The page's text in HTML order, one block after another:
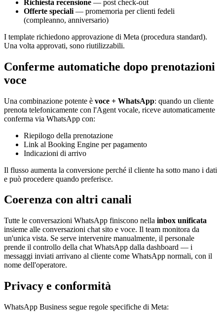
Richiesta recensione — post check-out
Offerte speciali — promemoria per clienti fedeli
(compleanno, anniversario)
I template richiedono approvazione di Meta (procedura standard).
Una volta approvati, sono riutilizzabili.
Conferme automatiche dopo prenotazioni
voce
Una combinazione potente è voce + WhatsApp: quando un cliente
prenota telefonicamente con l'Agent vocale, riceve automaticamente
conferma via WhatsApp con:
Riepilogo della prenotazione
Link al Booking Engine per pagamento
Indicazioni di arrivo
Il flusso aumenta la conversione perché il cliente ha sotto mano i dati
e può procedere quando preferisce.
Coerenza con altri canali
Tutte le conversazioni WhatsApp finiscono nella inbox unificata
insieme alle conversazioni chat sito e voce. Il team monitora da
un'unica vista. Se serve intervenire manualmente, il personale
prende il controllo della chat WhatsApp dalla dashboard — i
messaggi inviati arrivano al cliente come WhatsApp normali, con il
nome dell'operatore.
Privacy e conformità
WhatsApp Business segue regole specifiche di Meta: